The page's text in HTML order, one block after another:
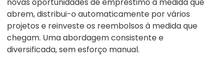
abrem, distribui-o automaticamente por vários
projetos e reinveste os reembolsos à medida que
chegam. Uma abordagem consistente e
diversificada, sem esforço manual.